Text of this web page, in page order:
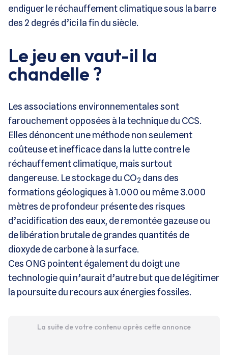
endiguer le réchauffement climatique sous la barre
des 2 degrés d’ici la fin du siècle.
Le jeu en vaut-il la
chandelle ?
Les associations environnementales sont
farouchement opposées à la technique du CCS.
Elles dénoncent une méthode non seulement
coûteuse et inefficace dans la lutte contre le
réchauffement climatique, mais surtout
dangereuse. Le stockage du CO2 dans des
formations géologiques à 1.000 ou même 3.000
mètres de profondeur présente des risques
d’acidification des eaux, de remontée gazeuse ou
de libération brutale de grandes quantités de
dioxyde de carbone à la surface.
Ces ONG pointent également du doigt une
technologie qui n’aurait d’autre but que de légitimer
la poursuite du recours aux énergies fossiles.
La suite de votre contenu après cette annonce